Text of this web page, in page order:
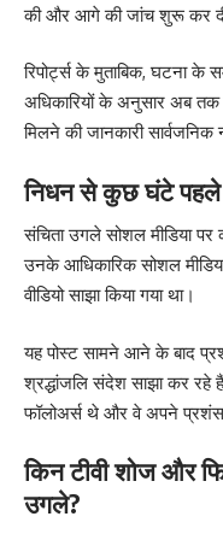
की और आगे की जांच शुरू कर
रिपोर्ट्स के मुताबिक, घटना
अधिकारियों के अनुसार अब तक
मिलने की जानकारी सार्वजनिक
निधन से कुछ घंटे पहले
संचिता उगले सोशल मीडिया पर
उनके आधिकारिक सोशल
वीडियो साझा किया गया था।
यह पोस्ट सामने आने के बाद
श्रद्धांजलि संदेश साझा कर रहे
फॉलोअर्स थे और वे अपने
किन टीवी शोज और
उगले?